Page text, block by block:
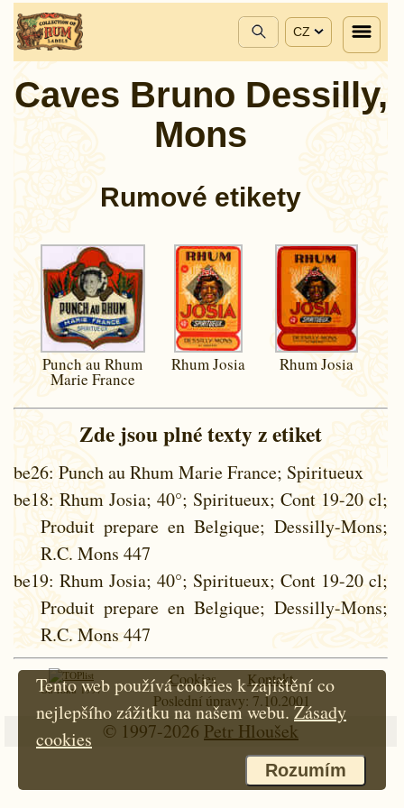
CZ
Caves Bruno Dessilly,
Mons
Rumové etikety
Punch au Rhum
Marie France
Rhum Josia Rhum Josia
Zde jsou plné texty z etiket
be26: Punch au Rhum Marie France; Spiritueux
be18: Rhum Josia; 40°; Spiritueux; Cont 19-20 cl;
Produit prepare en Belgique; Dessilly-Mons;
R.C. Mons 447
be19: Rhum Josia; 40°; Spiritueux; Cont 19-20 cl;
Produit prepare en Belgique; Dessilly-Mons;
R.C. Mons 447
Od roku 1997
Cookies
Kontakt
Poslední úpravy: 7.10.2001
© 1997-2026 Petr Hloušek
Tento web používá cookies k zajištění co
nejlepšího zážitku na našem webu.Zásady
cookies
Rozumím